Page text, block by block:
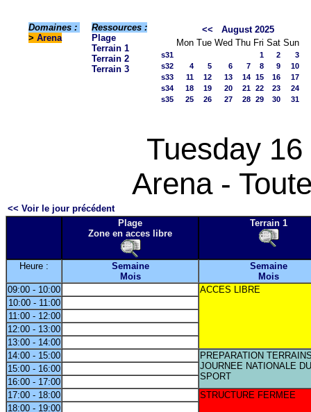
Domaines :
> Arena
Ressources :
Plage
Terrain 1
Terrain 2
Terrain 3
<<
August 2025
Mon Tue Wed Thu Fri Sat Sun
s31 1 2
3
s32
4 5 6 7 8 9
10
s33
11 12 13 14 15 16
17
s34
18 19 20 21 22 23
24
s35
25 26 27 28 29 30 31
Tuesday
Arena -
<< Voir le jour précédent
Plage
Zone en acces libre
Terrain 1
Heure :
Semaine
Mois
Semaine
Mois
09:00 - 10:00
ACCES LIBRE
10:00 - 11:00
11:00 - 12:00
12:00 - 13:00
13:00 - 14:00
14:00 - 15:00
PREPARATION
JOURNEE NATIONALE DU
SPORT
15:00 - 16:00
16:00 - 17:00
17:00 - 18:00
STRUCTURE FERMEE
18:00 - 19:00